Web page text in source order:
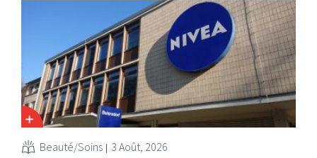
des soins capillaires et des lessives, et intensifie ses
activités d'acquisition.
Beauté/Soins 3 Août, 2026